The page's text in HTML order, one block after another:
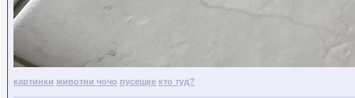
картинки животни чочо пусещке кто туд?